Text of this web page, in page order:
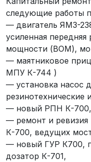
следующие работы
— двигатель ЯМЗ-
усиленная
мощности (ВОМ),
— маятниковое
МПУ К-744 )
— установка насос
резинотехнические
— новый РПН К-700,
— ремонт и ревизия
К-700, ведущих
— новый ГУР К700,
дозатор К-701,